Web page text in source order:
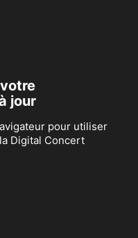
jour
pour utiliser
Digital Concert